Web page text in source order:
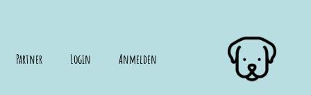
Partner Login Anmelden